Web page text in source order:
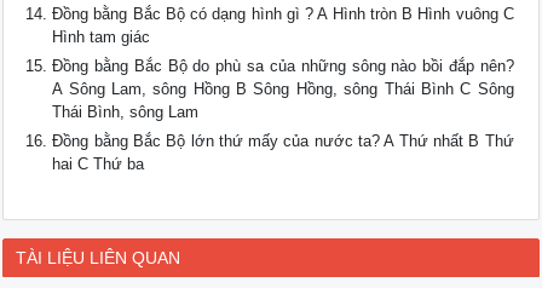
Đồng bằng Bắc Bộ có dạng hình gì ? A Hình tròn B Hình vuông C
Hình tam giác
Đồng bằng Bắc Bộ do phù sa của những sông nào bồi đắp nên?
A Sông Lam, sông Hồng B Sông Hồng, sông Thái Bình C Sông
Thái Bình, sông Lam
Đồng bằng Bắc Bộ lớn thứ mấy của nước ta? A Thứ nhất B Thứ
hai C Thứ ba
TÀI LIỆU LIÊN QUAN